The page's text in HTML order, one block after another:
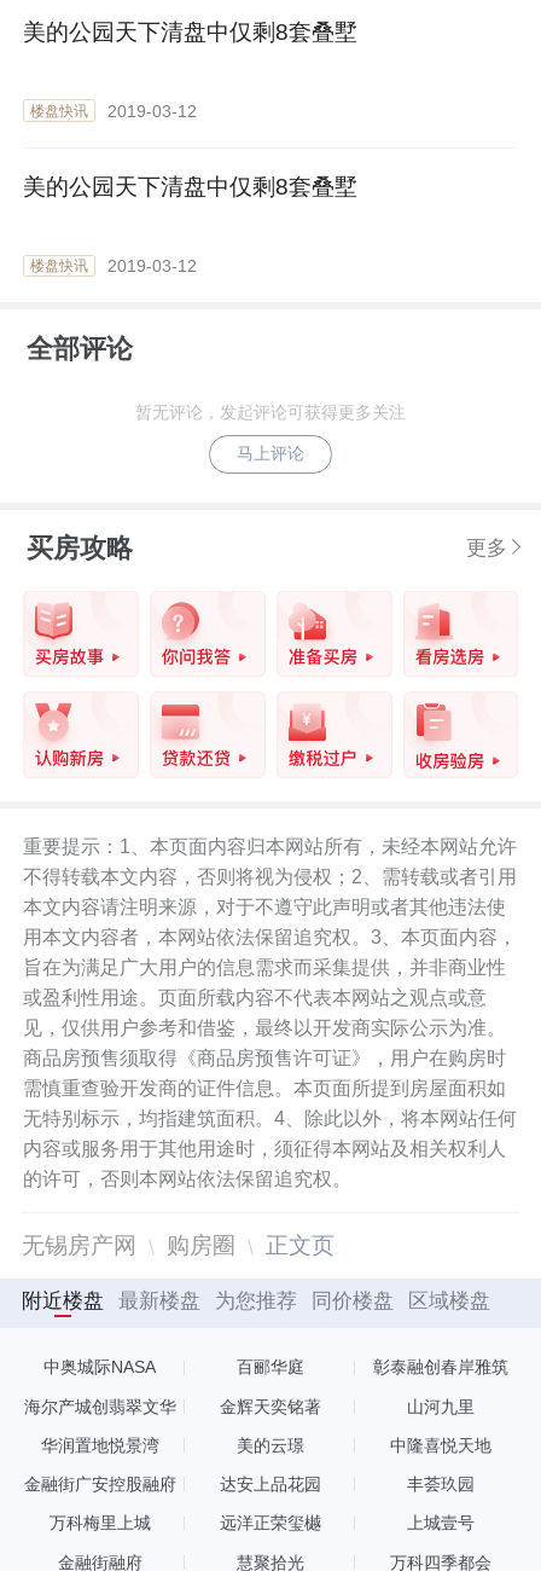
美的公园天下清盘中仅剩8套叠墅
楼盘快讯 2019-03-12
美的公园天下清盘中仅剩8套叠墅
楼盘快讯 2019-03-12
全部评论
暂无评论，发起评论可获得更多关注
马上评论
买房攻略 更多
重要提示：1、本页面内容归本网站所有，未经本网站允许
不得转载本文内容，否则将视为侵权；2、需转载或者引用
本文内容请注明来源，对于不遵守此声明或者其他违法使
用本文内容者，本网站依法保留追究权。3、本页面内容，
旨在为满足广大用户的信息需求而采集提供，并非商业性
或盈利性用途。页面所载内容不代表本网站之观点或意
见，仅供用户参考和借鉴，最终以开发商实际公示为准。
商品房预售须取得《商品房预售许可证》，用户在购房时
需慎重查验开发商的证件信息。本页面所提到房屋面积如
无特别标示，均指建筑面积。4、除此以外，将本网站任何
内容或服务用于其他用途时，须征得本网站及相关权利人
的许可，否则本网站依法保留追究权。
无锡房产网 购房圈 正文页
附近楼盘 最新楼盘 为您推荐 同价楼盘 区域楼盘
中奥城际NASA 百郦华庭 彰泰融创春岸雅筑
海尔产城创翡翠文华 金辉天奕铭著 山河九里
华润置地悦景湾 美的云璟 中隆喜悦天地
金融街广安控股融府 达安上品花园 丰荟玖园
万科梅里上城 远洋正荣玺樾 上城壹号
金融街融府 慧聚拾光 万科四季都会